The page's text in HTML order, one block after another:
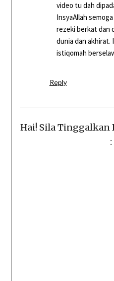
video tu dah
InsyaAllah
rezeki berkat dan
dunia dan akhirat.
istiqomah
Reply
Hai! Sila Tinggalkan
: